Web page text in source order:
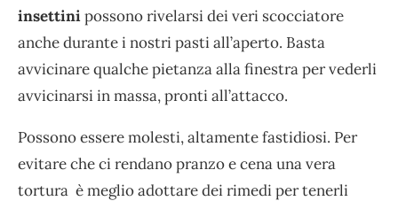
insettinipossono rivelarsi dei veri scocciatore
anche durante i nostri pasti all’aperto. Basta
avvicinare qualche pietanza alla finestra per vederli
avvicinarsi in massa, pronti all’attacco.
Possono essere molesti, altamente fastidiosi. Per
evitare che ci rendano pranzo e cena una vera
tortura è meglio adottare dei rimedi per tenerli